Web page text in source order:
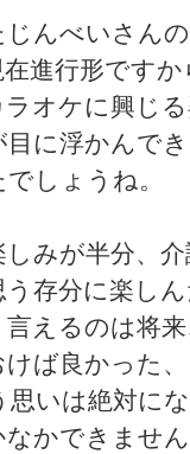
んべいさん
進行形です
オケに興じ
に浮かんで
しょうね。
みが半分、
存分に楽し
えるのは将
ば良かった
いは絶対に
かできませ